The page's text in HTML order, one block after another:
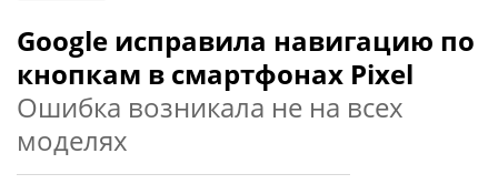
Google исправила навигацию по
кнопкам в смартфонах Pixel
Ошибка возникала не на всех
моделях